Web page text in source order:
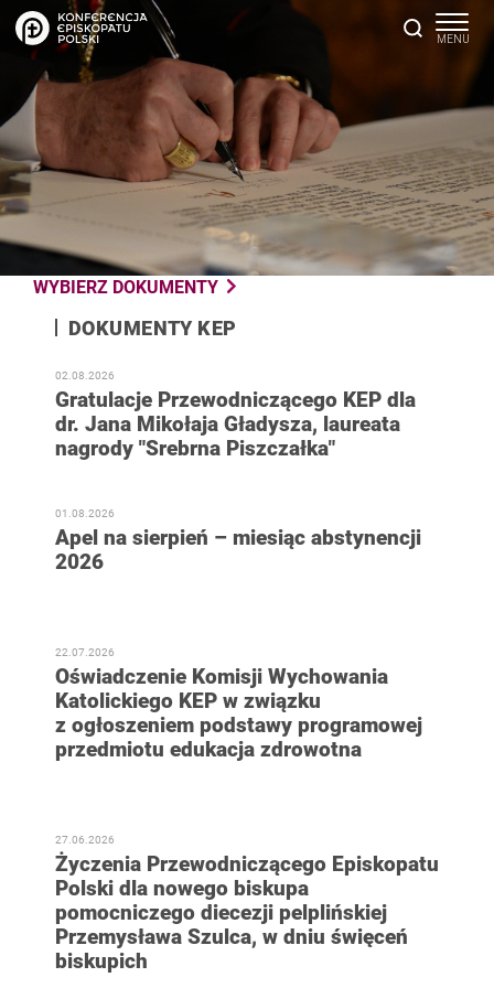
WYBIERZ DOKUMENTY
DOKUMENTY KEP
02.08.2026
Gratulacje Przewodniczącego KEP dla
dr. Jana Mikołaja Gładysza, laureata
nagrody "Srebrna Piszczałka"
01.08.2026
Apel na sierpień – miesiąc abstynencji
2026
22.07.2026
Oświadczenie Komisji Wychowania
Katolickiego KEP w związku
z ogłoszeniem podstawy programowej
przedmiotu edukacja zdrowotna
27.06.2026
Życzenia Przewodniczącego Episkopatu
Polski dla nowego biskupa
pomocniczego diecezji pelplińskiej
Przemysława Szulca, w dniu święceń
biskupich